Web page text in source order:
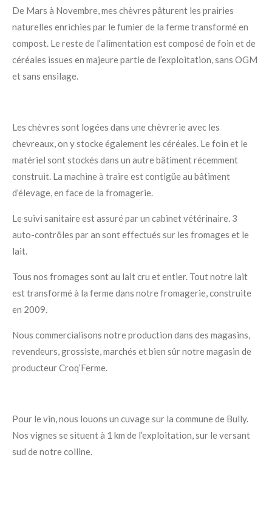
De Mars à Novembre, mes chèvres pâturent les prairies
naturelles enrichies par le fumier de la ferme transformé en
compost. Le reste de l’alimentation est composé de foin et de
céréales issues en majeure partie de l’exploitation, sans OGM
et sans ensilage.
Les chèvres sont logées dans une chèvrerie avec les
chevreaux, on y stocke également les céréales. Le foin et le
matériel sont stockés dans un autre bâtiment récemment
construit. La machine à traire est contigüe au bâtiment
d’élevage, en face de la fromagerie.
Le suivi sanitaire est assuré par un cabinet vétérinaire. 3
auto-contrôles par an sont effectués sur les fromages et le
lait.
Tous nos fromages sont au lait cru et entier. Tout notre lait
est transformé à la ferme dans notre fromagerie, construite
en 2009.
Nous commercialisons notre production dans des magasins,
revendeurs, grossiste, marchés et bien sûr notre magasin de
producteur Croq’Ferme.
Pour le vin, nous louons un cuvage sur la commune de Bully.
Nos vignes se situent à 1 km de l’exploitation, sur le versant
sud de notre colline.